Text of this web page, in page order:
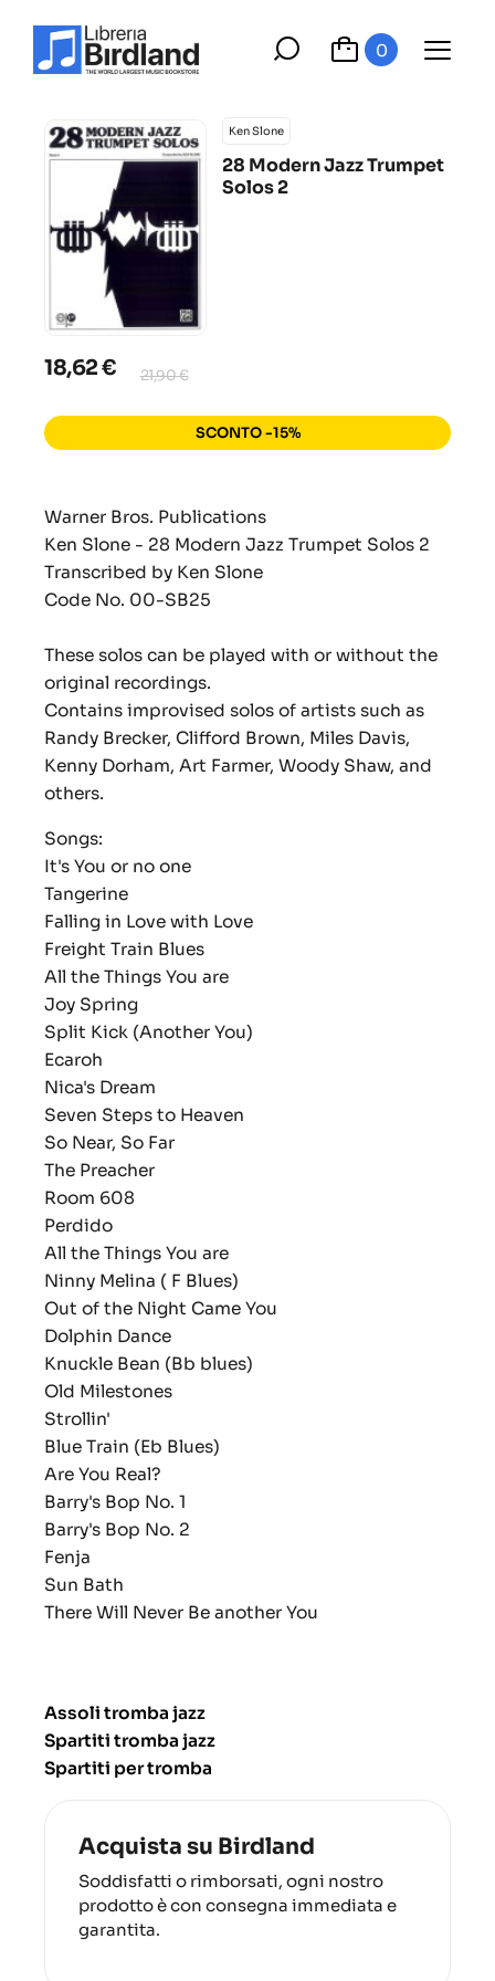
0
Ken Slone
28 Modern Jazz Trumpet
Solos 2
18,62 € 21,90 €
SCONTO -15%
Warner Bros. Publications
Ken Slone - 28 Modern Jazz Trumpet Solos 2
Transcribed by Ken Slone
Code No. 00-SB25
These solos can be played with or without the
original recordings.
Contains improvised solos of artists such as
Randy Brecker, Clifford Brown, Miles Davis,
Kenny Dorham, Art Farmer, Woody Shaw, and
others.
Songs:
It's You or no one
Tangerine
Falling in Love with Love
Freight Train Blues
All the Things You are
Joy Spring
Split Kick (Another You)
Ecaroh
Nica's Dream
Seven Steps to Heaven
So Near, So Far
The Preacher
Room 608
Perdido
All the Things You are
Ninny Melina ( F Blues)
Out of the Night Came You
Dolphin Dance
Knuckle Bean (Bb blues)
Old Milestones
Strollin'
Blue Train (Eb Blues)
Are You Real?
Barry's Bop No. 1
Barry's Bop No. 2
Fenja
Sun Bath
There Will Never Be another You
Assoli tromba jazz
Spartiti tromba jazz
Spartiti per tromba
Acquista su Birdland
Soddisfatti o rimborsati, ogni nostro
prodotto è con consegna immediata e
garantita.